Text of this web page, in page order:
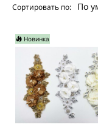
Сортировать по: По
Новинка